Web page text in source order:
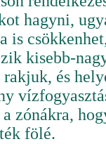
hagyni,
is
kisebb-
rakjuk, és
a zónákra,
fölé.